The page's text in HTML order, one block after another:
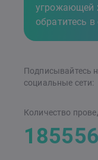
угрожающей
обратитесь в
Подписывайтесь
cоциальные сети:
Количество
185556